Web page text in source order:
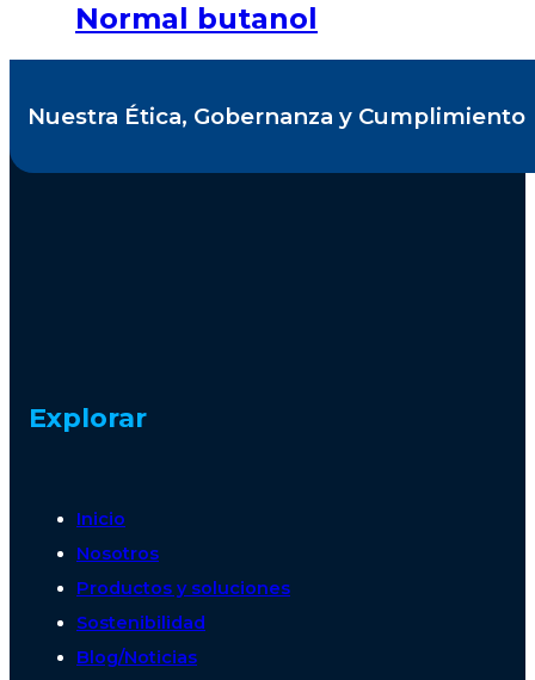
Normal butanol
Nuestra Ética, Gobernanza y Cumplimiento
Explorar
Inicio
Nosotros
Productos y soluciones
Sostenibilidad
Blog/Noticias